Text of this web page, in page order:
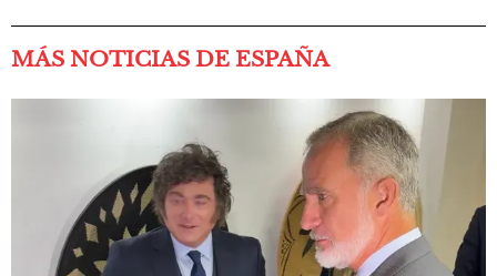
MÁS NOTICIAS DE ESPAÑA